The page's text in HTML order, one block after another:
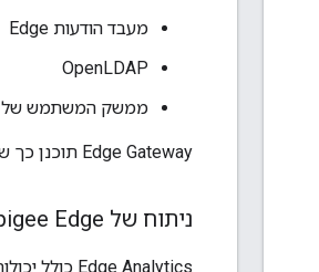
מעבד הודעות Edge
OpenLDAP
ממשק המשתמש של Edge
Edge Gateway תוכנן כך שאפשר יהיה להתקין את כולם במארח יחיד או להפיץ אותם בין מספר מארחים.
ניתוח של Apigee Edge